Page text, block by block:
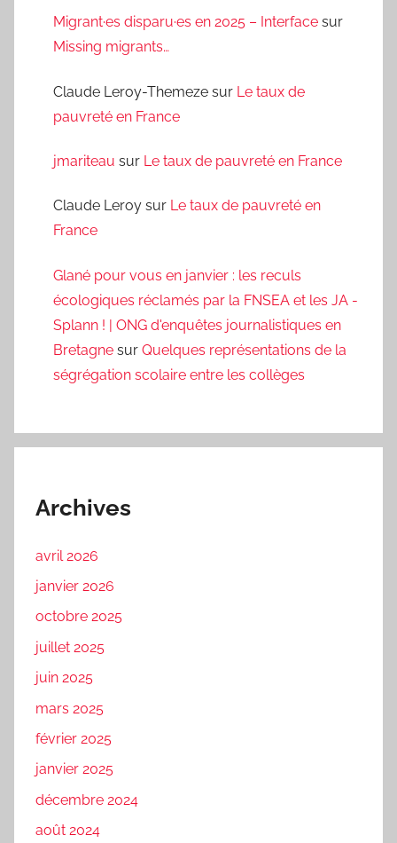
Migrant·es disparu·es en 2025 – Interface sur
Missing migrants…
Claude Leroy-Themeze sur Le taux de
pauvreté en France
jmariteau sur Le taux de pauvreté en France
Claude Leroy sur Le taux de pauvreté en
France
Glané pour vous en janvier : les reculs
écologiques réclamés par la FNSEA et les JA -
Splann ! | ONG d'enquêtes journalistiques en
Bretagne sur Quelques représentations de la
ségrégation scolaire entre les collèges
Archives
avril 2026
janvier 2026
octobre 2025
juillet 2025
juin 2025
mars 2025
février 2025
janvier 2025
décembre 2024
août 2024